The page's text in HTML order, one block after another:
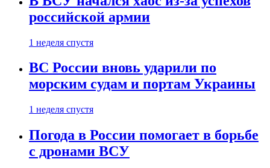
российской армии
1 неделя спустя
ВС России вновь ударили по
морским судам и портам Украины
1 неделя спустя
Погода в России помогает в борьбе
с дронами ВСУ